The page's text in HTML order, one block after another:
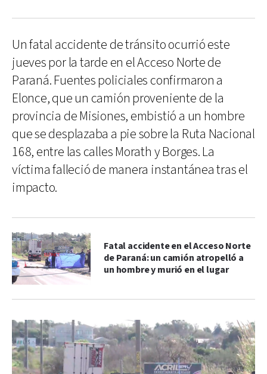
Un fatal accidente de tránsito ocurrió este
jueves por la tarde en el Acceso Norte de
Paraná. Fuentes policiales confirmaron a
Elonce, que un camión proveniente de la
provincia de Misiones, embistió a un hombre
que se desplazaba a pie sobre la Ruta Nacional
168, entre las calles Morath y Borges. La
víctima falleció de manera instantánea tras el
impacto.
Fatal accidente en el Acceso Norte
de Paraná: un camión atropelló a
un hombre y murió en el lugar